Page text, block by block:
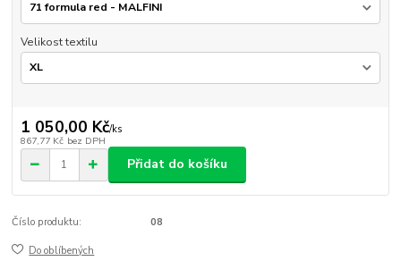
Velikost textilu
1 050,00 Kč/ks
867,77 Kč bez DPH
Přidat do košíku
Číslo produktu: 08
Do oblíbených